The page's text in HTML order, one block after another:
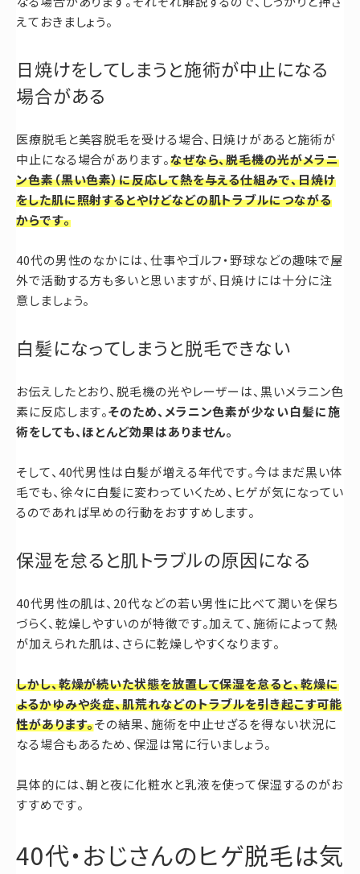
えておきましょう。
日焼けをしてしまうと施術が中止になる
場合がある
医療脱毛と美容脱毛を受ける場合、日焼けがあると施術が
中止になる場合があります。なぜなら、脱毛機の光がメラニ
ン色素（黒い色素）に反応して熱を与える仕組みで、日焼け
をした肌に照射するとやけどなどの肌トラブルにつながる
からです。
40代の男性のなかには、仕事やゴルフ・野球などの趣味で屋
外で活動する方も多いと思いますが、日焼けには十分に注
意しましょう。
白髪になってしまうと脱毛できない
お伝えしたとおり、脱毛機の光やレーザーは、黒いメラニン色
素に反応します。そのため、メラニン色素が少ない白髪に施
術をしても、ほとんど効果はありません。
そして、40代男性は白髪が増える年代です。今はまだ黒い体
毛でも、徐々に白髪に変わっていくため、ヒゲが気になってい
るのであれば早めの行動をおすすめします。
保湿を怠ると肌トラブルの原因になる
40代男性の肌は、20代などの若い男性に比べて潤いを保ち
づらく、乾燥しやすいのが特徴です。加えて、施術によって熱
が加えられた肌は、さらに乾燥しやすくなります。
しかし、乾燥が続いた状態を放置して保湿を怠ると、乾燥に
よるかゆみや炎症、肌荒れなどのトラブルを引き起こす可能
性があります。その結果、施術を中止せざるを得ない状況に
なる場合もあるため、保湿は常に行いましょう。
具体的には、朝と夜に化粧水と乳液を使って保湿するのがお
すすめです。
40代・おじさんのヒゲ脱毛は気